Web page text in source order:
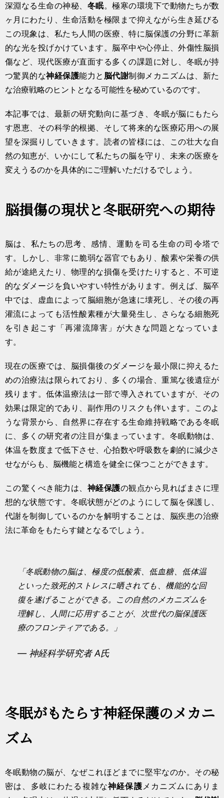
深淵なる生命の神秘、 冬眠。極寒の環境下で動物たちが数
ヶ月にわたり、生命活動を極限まで抑えながら生き延びる
この現象は、私たち人間の医療、特に脳保護の分野に革新
的な光を投げかけています。脳卒中や心停止、外傷性脳損
傷など、現代医療が直面する多くの課題に対し、冬眠が持
つ驚異的な神経保護能力と 脳代謝制御メカニズムは、新た
な治療戦略のヒントとなる可能性を秘めているのです。
本記事では、最新の研究動向に基づき、冬眠が脳にもたら
す恩恵、その科学的根拠、そして将来的な医療応用への展
望を深掘りしていきます。読者の皆様には、この壮大な自
然の知恵が、いかにして私たちの脳を守り、未来の医療を
変えうるのかを具体的にご理解いただけるでしょう。
脳損傷の現状と冬眠研究への期待
脳は、私たちの思考、感情、運動を司る生命の司令塔で
す。しかし、非常に脆弱な器官でもあり、酸素や栄養の供
給が途絶えたり、物理的な損傷を受けたりすると、不可逆
的なダメージを負いやすい特性があります。例えば、脳卒
中では、虚血によって脳細胞が急速に壊死し、その後の再
灌流によっても活性酸素種が大量発生し、さらなる細胞死
を引き起こす「再灌流障害」が大きな問題となっていま
す。
現在の医療では、脳損傷後のダメージを最小限に抑えるた
めの治療法は限られており、多くの場合、重篤な後遺症が
残ります。低体温療法は一部で導入されていますが、その
効果は限定的であり、副作用のリスクも伴います。このよ
うな背景から、自然界に存在する生命維持戦略である冬眠
に、多くの研究者の注目が集まっています。冬眠動物は、
体温を数度まで低下させ、心拍数や呼吸数を劇的に減少さ
せながらも、脳機能と構造を健全に保つことができます。
この驚くべき能力は、 神経保護の観点から見ればまさに理
想的な状態です。冬眠状態がどのようにして脳を保護し、
代謝を制御しているのかを解明することは、脳疾患の治療
法に革命をもたらす鍵となるでしょう。
「冬眠動物の脳は、極度の低酸素、低血糖、低体温
といった致死的ストレスに晒されても、機能的な回
復を遂げることができる。この自然のメカニズムを
理解し、人間に応用することが、次世代の脳保護医
療のフロンティアである。」
— 神経科学研究者 A氏
冬眠がもたらす神経保護のメカニ
ズム
冬眠動物の脳が、なぜこれほどまでに堅牢なのか。その秘
密は、多岐にわたる複雑な神経保護メカニズムにありま